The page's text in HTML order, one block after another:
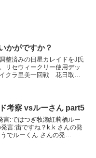
かがですか？
整済みの日星カレイドをJ氏
リセウィークリー使用デッ
クラ里美一回戦 花日取
装備。相...
考察 vsルーさん part5
言:ではつぎ牧瀬紅莉栖ルー
発言:宙ですね？k.k さんの発
でルーくん さんの発